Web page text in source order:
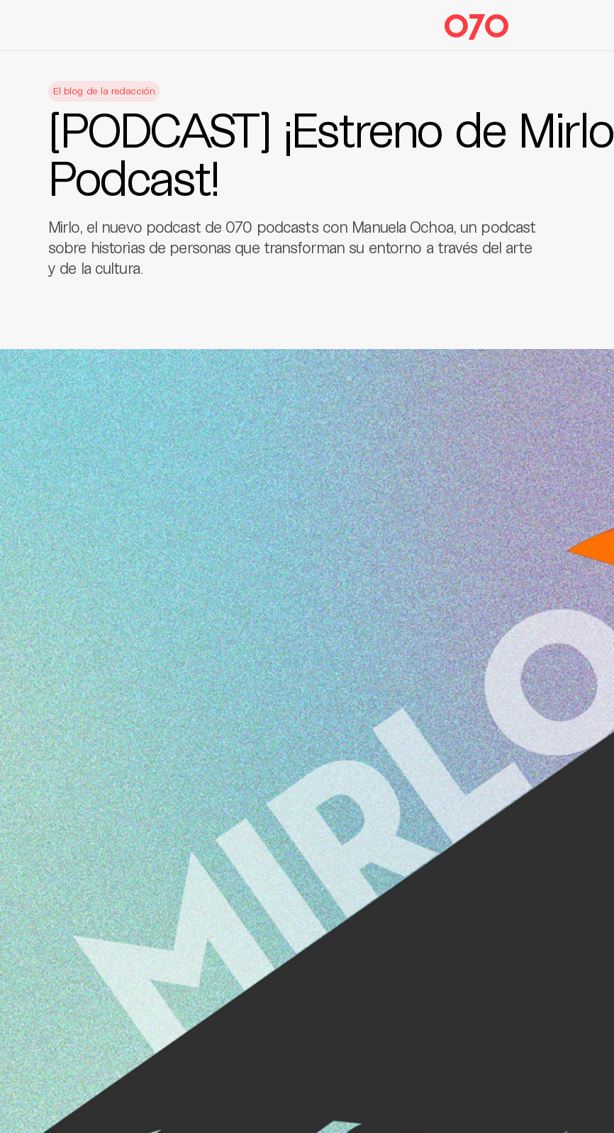
El blog de la redacción
[PODCAST] ¡Estreno de Mirlo
Podcast!
Mirlo, el nuevo podcast de 070 podcasts con Manuela Ochoa, un podcast
sobre historias de personas que transforman su entorno a través del arte
y de la cultura.